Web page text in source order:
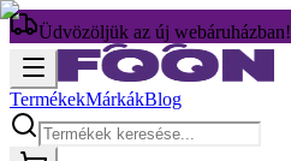
Üdvözöljük az új webáruházban!
TermékekMárkákBlog